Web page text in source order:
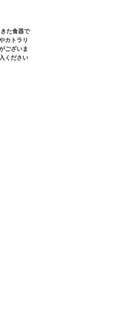
た食器で
カトラリ
ございま
ください